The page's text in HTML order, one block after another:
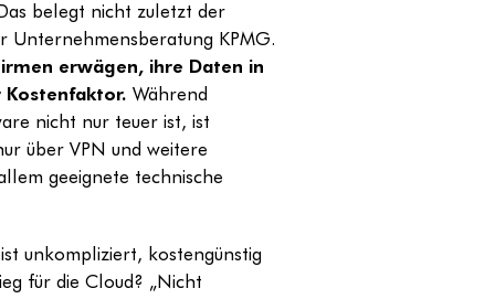
belegt nicht zuletzt der
Unternehmensberatung KPMG.
erwägen, ihre Daten in
Während
nicht nur teuer ist, ist
über VPN und weitere
geeignete technische
unkompliziert, kostengünstig
für die Cloud? „Nicht